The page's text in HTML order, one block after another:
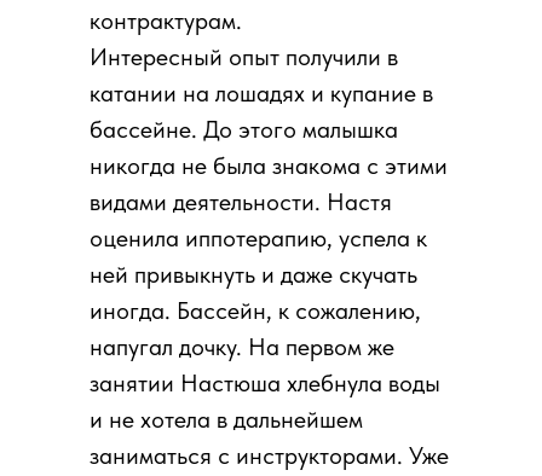
контрактурам.
Интересный опыт получили в
катании на лошадях и купание в
бассейне. До этого малышка
никогда не была знакома с этими
видами деятельности. Настя
оценила иппотерапию, успела к
ней привыкнуть и даже скучать
иногда. Бассейн, к сожалению,
напугал дочку. На первом же
занятии Настюша хлебнула воды
и не хотела в дальнейшем
заниматься с инструкторами. Уже